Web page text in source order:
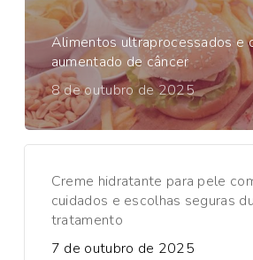
Alimentos ultraprocessados e
aumentado de câncer
8 de outubro de 2025
Creme hidratante para pele
cuidados e escolhas seguras
tratamento
7 de outubro de 2025